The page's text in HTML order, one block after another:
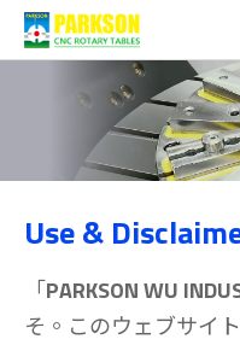
使用&免責事
Use &
「PARKSON WU
そ。このウェブサイ